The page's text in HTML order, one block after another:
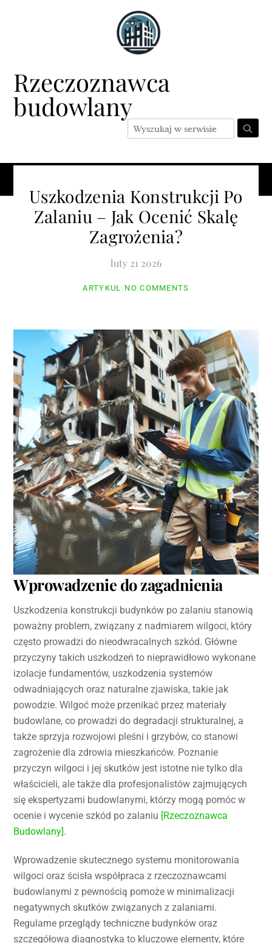
Rzeczoznawca
budowlany
Uszkodzenia Konstrukcji Po
Zalaniu – Jak Ocenić Skalę
Zagrożenia?
luty 21 2026
ARTYKUŁ NO COMMENTS
Wprowadzenie do zagadnienia
Uszkodzenia konstrukcji budynków po zalaniu stanowią
poważny problem, związany z nadmiarem wilgoci, który
często prowadzi do nieodwracalnych szkód. Główne
przyczyny takich uszkodzeń to nieprawidłowo wykonane
izolacje fundamentów, uszkodzenia systemów
odwadniających oraz naturalne zjawiska, takie jak
powodzie. Wilgoć może przenikać przez materiały
budowlane, co prowadzi do degradacji strukturalnej, a
także sprzyja rozwojowi pleśni i grzybów, co stanowi
zagrożenie dla zdrowia mieszkańców. Poznanie
przyczyn wilgoci i jej skutków jest istotne nie tylko dla
właścicieli, ale także dla profesjonalistów zajmujących
się ekspertyzami budowlanymi, którzy mogą pomóc w
ocenie i wycenie szkód po zalaniu [Rzeczoznawca
Budowlany].
Wprowadzenie skutecznego systemu monitorowania
wilgoci oraz ścisła współpraca z rzeczoznawcami
budowlanymi z pewnością pomoże w minimalizacji
negatywnych skutków związanych z zalaniami.
Regularne przeglądy techniczne budynków oraz
szczegółowa diagnostyka to kluczowe elementy, które